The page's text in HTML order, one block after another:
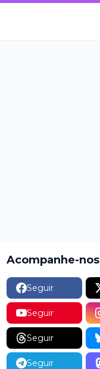
Acompanhe-nos
Seguir
Seguir
Seguir
Seguir